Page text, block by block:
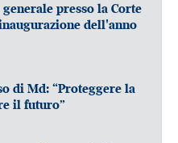
presso la Corte
dell'anno
di Md: “Proteggere la
il futuro”